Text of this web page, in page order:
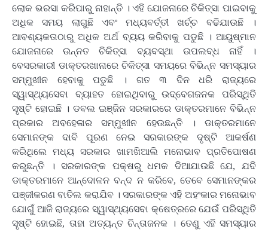
ଲୋକ ଭରସା କରିପାରୁ ନାହାନ୍ତି । ଏହି ଯୋଜନାରେ ଚିକିତ୍ସା ପାଇବାକୁ
ଅଧିକ ସମୟ ଲାଗୁଛି ଏବଂ ମଧ୍ୟବର୍ତ୍ତୀ ଖର୍ଚ୍ଚ ବଢିଯାଉଛି ।
ଆବଶ୍ୟକତାଠାରୁ ଅଧିକ ଅର୍ଥ ବ୍ୟୟ କରିବାକୁ ପଡୁଛି । ଆୟୁଷ୍ମାନ
ଯୋଜନାରେ ଉନ୍ନତ ଚିକିତ୍ସା ବ୍ୟବସ୍ଥା ଉପଲବ୍ଧ ନାହିଁ ।
ବେସରକାରୀ ଡାକ୍ତରଖାନାରେ ଚିକିତ୍ସା ସମୟରେ ବିଭିନ୍ନ ସମସ୍ୟାର
ସମ୍ମୁଖୀନ ହେବାକୁ ପଡୁଛି । ଗତ ୩ ଦିନ ଧରି ରାଜ୍ୟରେ
ସ୍ୱାସ୍ଥ୍ୟସେବା ବ୍ୟାହତ ହୋଇଥିବାରୁ ଉଦ୍‌ବେଗଜନକ ପରିସ୍ଥିତି
ସୃଷ୍ଟି ହୋଇଛି । ଡବଲ ଇଞ୍ଜିନ ସରକାରରେ ଡାକ୍ତରମାନେ ବିଭିନ୍ନ
ପ୍ରକାର ଅବହେଳାର ସମ୍ମୁଖୀନ ହେଉଛନ୍ତି । ଡାକ୍ତରମାନେ
ସେମାନଙ୍କ ଦାବି ପୂରଣ ନେଇ ସରକାରଙ୍କ ଦୃଷ୍ଟି ଆକର୍ଷଣ
କରିଥିଲେ ମଧ୍ୟ ସରକାର ଖାମଖିଆଲି ମନୋଭାବ ପ୍ରତିପୋଷଣ
କରୁଛନ୍ତି । ସରକାରଙ୍କ ପକ୍ଷରୁ ଧମକ ଦିଆଯାଉଛି ଯେ, ଯଦି
ଡାକ୍ତରମାନେ ଆନ୍ଦୋଳନ ବନ୍ଦ ନ କରିବେ, ତେବେ ସେମାନଙ୍କର
ପଞ୍ଜୀକରଣ ବାତିଲ କରାଯିବ । ସରକାରଙ୍କ ଏହି ଅହଂକାର ମନୋଭାବ
ଯୋଗୁଁ ଆଜି ରାଜ୍ୟରେ ସ୍ୱାସ୍ଥ୍ୟସେବା କ୍ଷେତ୍ରରେ ଯେଉଁ ପରିସ୍ଥିତି
ସୃଷ୍ଟି ହୋଇଛି, ତାହା ଅତ୍ୟନ୍ତ ଚିନ୍ତାଜନକ । ତେଣୁ ଏହି ସମସ୍ୟାର